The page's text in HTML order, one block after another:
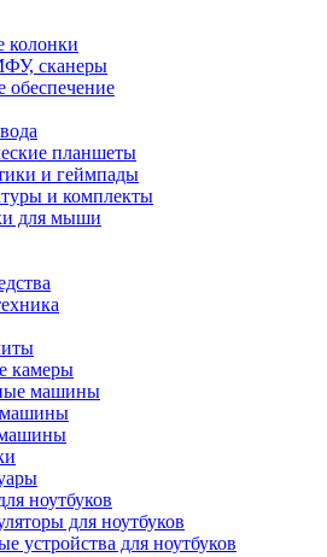
колонки
сканеры
обеспечение
планшеты
и геймпады
и комплекты
для мыши
камеры
машины
машины
ноутбуков
для ноутбуков
устройства для ноутбуков